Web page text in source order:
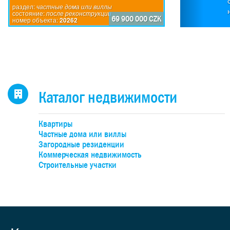
раздел:частные дома или виллы
состояние:после реконструкции
номер объекта:20262 69 900 000 CZK
Каталог недвижимости
Квартиры
Частные дома или виллы
Загородные резиденции
Коммерческая недвижимость
Строительные участки